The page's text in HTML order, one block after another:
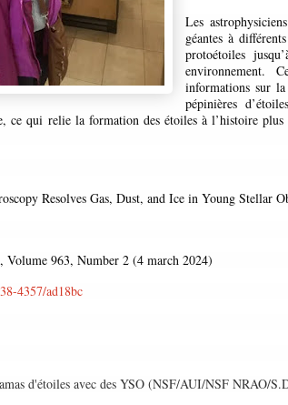
Les
géantes à
protoétoiles
environnement.
informations sur
pépinières
ce qui relie la formation des étoiles à l’histoire
Resolves Gas, Dust, and Ice in Young Stellar
Volume 963, Number 2 (4 march 2024)
4357/ad18bc
d'étoiles avec des YSO (NSF/AUI/NSF NRAO/